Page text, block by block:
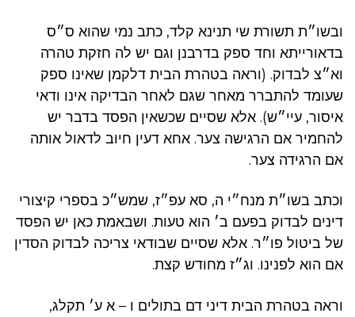
ובשו״ת תשורת שי תנינא קלד, כתב נמי שהוא ס״ס
בדאורייתא וחד ספק בדרבנן וגם יש לה חזקת טהרה
וא״צ לבדוק. (וראה בטהרת הבית דלקמן שאינו ספק
שעומד להתברר מאחר שגם לאחר הבדיקה אינו ודאי
איסור, עיי״ש). אלא שסיים שכשאין הפסד בדבר יש
להחמיר אם הרגישה צער. אחא דעין חיוב לדאול אותה
אם הרגידה צער.
וכתב בשו״ת מנח״י ה, סא עפ״ז, שמש״כ בספרי קיצורי
דינים לבדוק בפעם ב׳ הוא טעות. ושבאמת כאן יש הפסד
של ביטול פו״ר. אלא שסיים שבודאי צריכה לבדוק הסדין
אם הוא לפנינו. וג״ז מחודש קצת.
וראה בטהרת הבית דיני דם בתולים ו – א ע׳ תקלג,